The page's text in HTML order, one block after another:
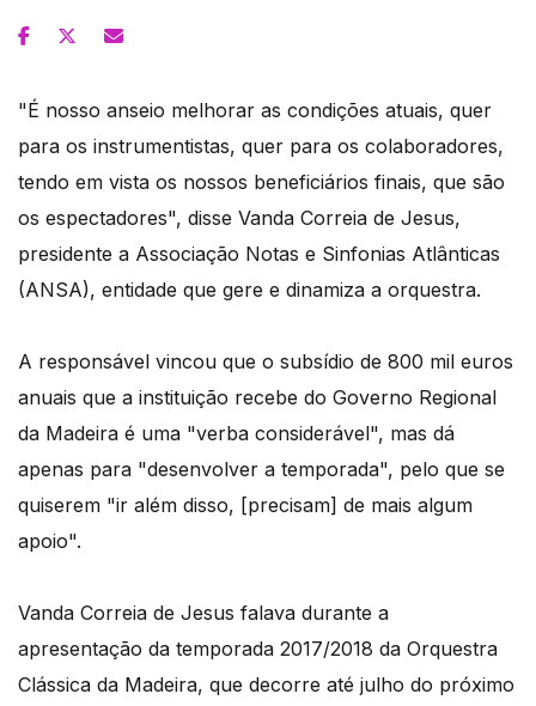
"É nosso anseio melhorar as condições atuais, quer
para os instrumentistas, quer para os colaboradores,
tendo em vista os nossos beneficiários finais, que são
os espectadores", disse Vanda Correia de Jesus,
presidente a Associação Notas e Sinfonias Atlânticas
(ANSA), entidade que gere e dinamiza a orquestra.
A responsável vincou que o subsídio de 800 mil euros
anuais que a instituição recebe do Governo Regional
da Madeira é uma "verba considerável", mas dá
apenas para "desenvolver a temporada", pelo que se
quiserem "ir além disso, [precisam] de mais algum
apoio".
Vanda Correia de Jesus falava durante a
apresentação da temporada 2017/2018 da Orquestra
Clássica da Madeira, que decorre até julho do próximo